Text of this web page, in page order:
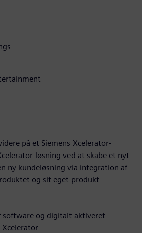
på et Siemens Xcelerator-
løsning ved at skabe et nyt
ny kundeløsning via integration af
og sit eget produkt
software og digitalt aktiveret
Xcelerator